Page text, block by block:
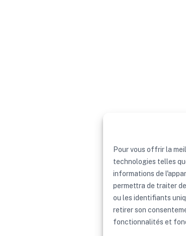
Pour vous offrir la
technologies telles
informations de
permettra de traiter
ou les identifiants
retirer son
fonctionnalités et